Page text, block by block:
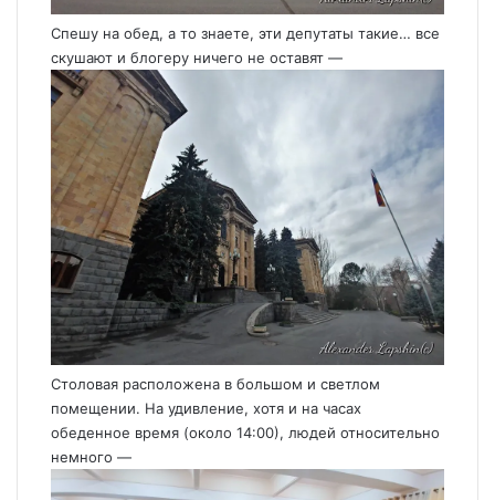
Спешу на обед, а то знаете, эти депутаты такие… все
скушают и блогеру ничего не оставят —
Столовая расположена в большом и светлом
помещении. На удивление, хотя и на часах
обеденное время (около 14:00), людей относительно
немного —